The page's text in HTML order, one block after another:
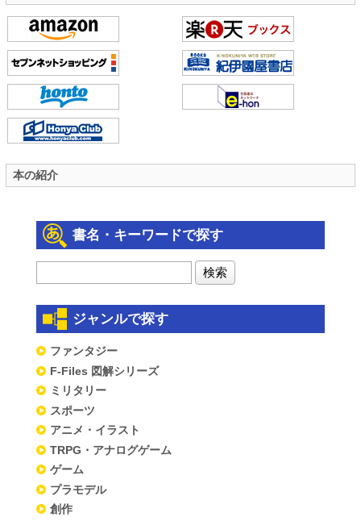
本の紹介
書名・キーワードで探す
ジャンルで探す
ファンタジー
F-Files 図解シリーズ
ミリタリー
スポーツ
アニメ・イラスト
TRPG・アナログゲーム
ゲーム
プラモデル
創作